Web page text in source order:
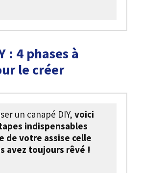
: 4 phases à
le créer
un canapé DIY, voici
indispensables
de votre assise celle
avez toujours rêvé !